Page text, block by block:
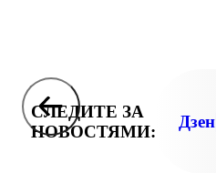
СЛЕДИТЕ ЗА
НОВОСТЯМИ:
Дзен